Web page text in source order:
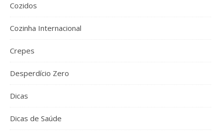
Cozidos
Cozinha Internacional
Crepes
Desperdício Zero
Dicas
Dicas de Saúde